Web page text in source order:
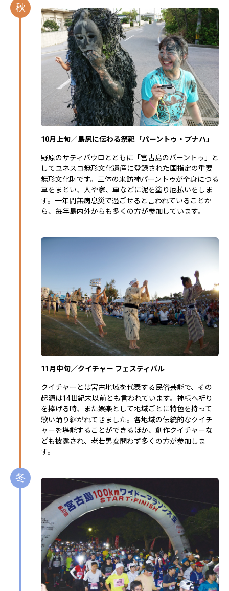
秋
10月上旬／島尻に伝わる祭祀「パーントゥ・プナハ」
野原のサティパウロとともに「宮古島のパーントゥ」と
してユネスコ無形文化遺産に登録された国指定の重要
無形文化財です。三体の来訪神パーントゥが全身につる
草をまとい、人や家、車などに泥を塗り厄払いをしま
す。一年間無病息災で過ごせると言われていることか
ら、毎年島内外からも多くの方が参加しています。
11月中旬／クイチャー フェスティバル
クイチャーとは宮古地域を代表する民俗芸能で、その
起源は14世紀末以前とも言われています。神様へ祈り
を捧げる時、また娯楽として地域ごとに特色を持って
歌い踊り継がれてきました。各地域の伝統的なクイチ
ャーを堪能することができるほか、創作クイチャーな
ども披露され、老若男女問わず多くの方が参加しま
す。
冬